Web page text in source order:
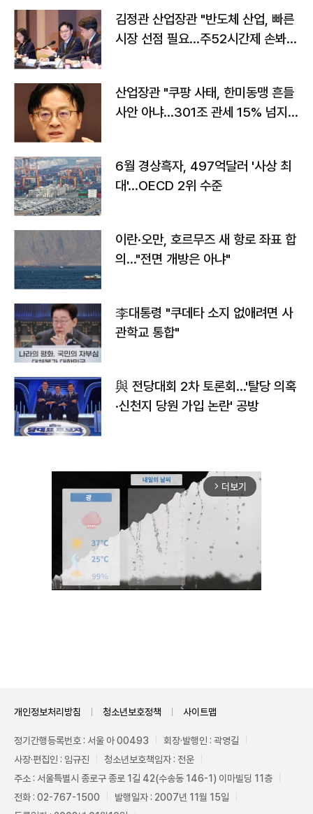
김정관 산업장관 "반도체 산업, 빠른
시장 선점 필요…주52시간제 손봐
산업장관 "쿠팡 사태, 한미동맹 흔들
사안 아냐…301조 관세 15% 넘지
6월 경상흑자, 497억달러 '사상 최
대'…OECD 2위 수준
이란·오만, 호르무즈 새 항로 좌표 합
의…"전면 개방은 아냐"
李대통령 "쿠데타 소지 없애려면 사
관학교 통합"
與 전당대회 2차 토론회…'탈당 의혹
·신천지 당원 가입 논란' 공방
arrow_forward_ios 더보기
개인정보처리방침 청소년보호정책 사이트맵
정기간행등록번호 : 서울 아 00493
회장·발행인 : 곽영길
사장·편집인 : 임규진
청소년보호책임자 : 전운
주소 : 서울특별시 종로구 종로 1길 42(수송동 146-1) 이마빌딩 11층
전화 : 02-767-1500
발행일자 : 2007년 11월 15일